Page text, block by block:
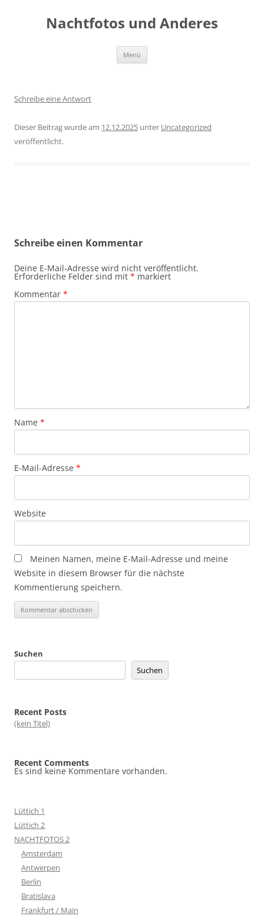
springenNachtfotos und Anderes
Menü
Schreibe eine Antwort
Dieser Beitrag wurde am 12.12.2025 unter Uncategorized
veröffentlicht.
Schreibe einen Kommentar
Deine E-Mail-Adresse wird nicht veröffentlicht.
Erforderliche Felder sind mit * markiert
Kommentar *
Name *
E-Mail-Adresse *
Website
Meinen Namen, meine E-Mail-Adresse und meine
Website in diesem Browser für die nächste
Kommentierung speichern.
Suchen
Suchen
Recent Posts
(kein Titel)
Recent Comments
Es sind keine Kommentare vorhanden.
Lüttich 1
Lüttich 2
NACHTFOTOS 2
Amsterdam
Antwerpen
Berlin
Bratislava
Frankfurt / Main